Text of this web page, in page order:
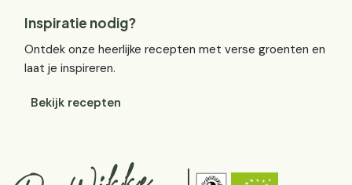
Inspiratie nodig?
Ontdek onze heerlijke recepten met verse groenten en
laat je inspireren.
Bekijk recepten